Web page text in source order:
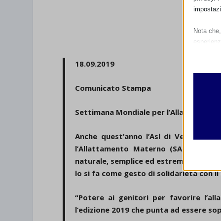
18.09.2019
Comunicato Stampa
Settimana Mondiale per l’Allattamento
Anche quest’anno l’Asl di Vercelli
l’Allattamento Materno (SAM), un
naturale, semplice ed estremamente
lo si fa come gesto di solidarietà con il
“Potere ai genitori per favorire
l’edizione 2019 che punta ad essere
Nota
wp-
wp-
I
_ga_*
Altri